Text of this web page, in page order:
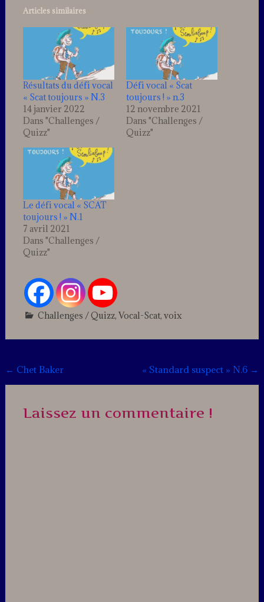
Articles similaires
Résultats du défi vocal
« Scat toujours » N.3
14 janvier 2022
Dans "Challenges /
Quizz"
Défi vocal « Scat
toujours ! » n.3
12 novembre 2021
Dans "Challenges /
Quizz"
Le défi vocal « SCAT
toujours ! » N.1
7 avril 2021
Dans "Challenges /
Quizz"
Challenges / Quizz, Vocal-Scat, voix
a
Post
← Chet Baker « Standard suspect » N.6 →
Laissez un commentaire !